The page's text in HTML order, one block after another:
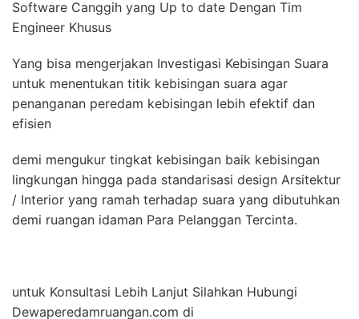
Software Canggih yang Up to date Dengan Tim
Engineer Khusus
Yang bisa mengerjakan Investigasi Kebisingan Suara
untuk menentukan titik kebisingan suara agar
penanganan peredam kebisingan lebih efektif dan
efisien
demi mengukur tingkat kebisingan baik kebisingan
lingkungan hingga pada standarisasi design Arsitektur
/ Interior yang ramah terhadap suara yang dibutuhkan
demi ruangan idaman Para Pelanggan Tercinta.
untuk Konsultasi Lebih Lanjut Silahkan Hubungi
Dewaperedamruangan.com di